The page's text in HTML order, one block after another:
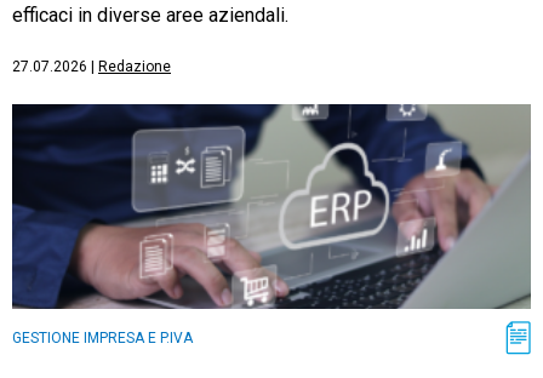
efficaci in diverse aree aziendali.
27.07.2026 Redazione
GESTIONE IMPRESA E P.IVA